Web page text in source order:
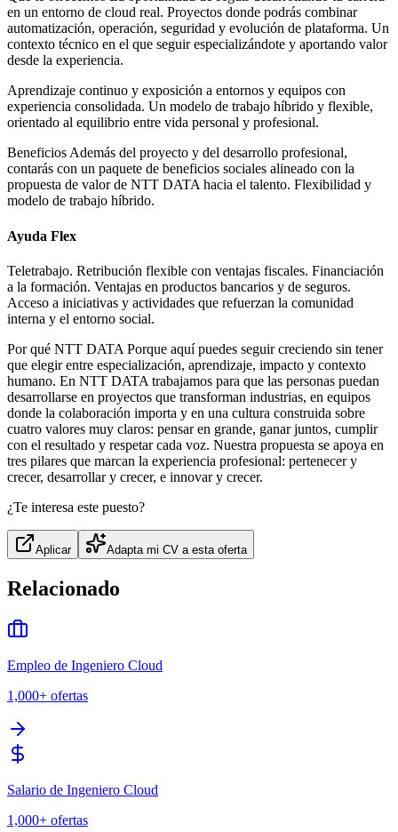
en un entorno de cloud real. Proyectos donde podrás combinar
automatización, operación, seguridad y evolución de plataforma. Un
contexto técnico en el que seguir especializándote y aportando valor
desde la experiencia.
Aprendizaje continuo y exposición a entornos y equipos con
experiencia consolidada. Un modelo de trabajo híbrido y flexible,
orientado al equilibrio entre vida personal y profesional.
Beneficios Además del proyecto y del desarrollo profesional,
contarás con un paquete de beneficios sociales alineado con la
propuesta de valor de NTT DATA hacia el talento. Flexibilidad y
modelo de trabajo híbrido.
Ayuda Flex
Teletrabajo. Retribución flexible con ventajas fiscales. Financiación
a la formación. Ventajas en productos bancarios y de seguros.
Acceso a iniciativas y actividades que refuerzan la comunidad
interna y el entorno social.
Por qué NTT DATA Porque aquí puedes seguir creciendo sin tener
que elegir entre especialización, aprendizaje, impacto y contexto
humano. En NTT DATA trabajamos para que las personas puedan
desarrollarse en proyectos que transforman industrias, en equipos
donde la colaboración importa y en una cultura construida sobre
cuatro valores muy claros: pensar en grande, ganar juntos, cumplir
con el resultado y respetar cada voz. Nuestra propuesta se apoya en
tres pilares que marcan la experiencia profesional: pertenecer y
crecer, desarrollar y crecer, e innovar y crecer.
¿Te interesa este puesto?
Aplicar Adapta mi CV a esta oferta
Relacionado
Empleo de Ingeniero Cloud
1,000+ ofertas
Salario de Ingeniero Cloud
1,000+ ofertas